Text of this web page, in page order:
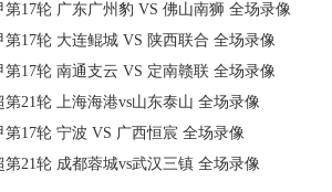
第17轮 广东广州豹 VS 佛山南狮 全场录像
第17轮 大连鲲城 VS 陕西联合 全场录像
第17轮 南通支云 VS 定南赣联 全场录像
第21轮 上海海港vs山东泰山 全场录像
第17轮 宁波 VS 广西恒宸 全场录像
第21轮 成都蓉城vs武汉三镇 全场录像